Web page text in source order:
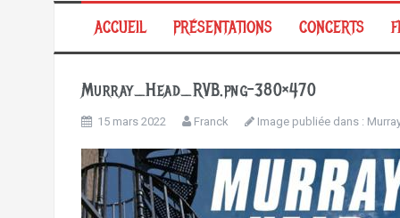
ACCUEIL PRÉSENTATIONS CONCERTS
Murray_Head_RVB.png-380×470
15 mars 2022 Franck Image publiée dans :